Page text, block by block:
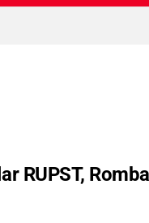
RUPST,